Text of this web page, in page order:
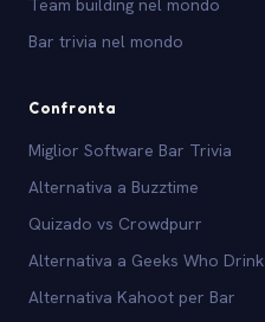
Team building nel mondo
Bar trivia nel mondo
Confronta
Miglior Software Bar Trivia
Alternativa a Buzztime
Quizado vs Crowdpurr
Alternativa a Geeks Who Drink
Alternativa Kahoot per Bar